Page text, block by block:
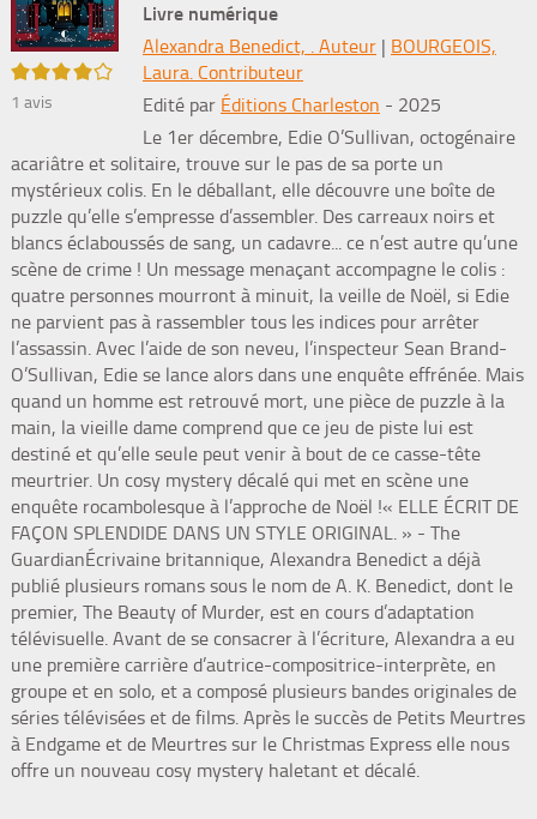
4/5
1 avis
Livre numérique
Alexandra Benedict, . Auteur | BOURGEOIS,
Laura. Contributeur
Edité par Éditions Charleston - 2025
Le 1er décembre, Edie O’Sullivan, octogénaire
acariâtre et solitaire, trouve sur le pas de sa porte un
mystérieux colis. En le déballant, elle découvre une boîte de
puzzle qu’elle s’empresse d’assembler. Des carreaux noirs et
blancs éclaboussés de sang, un cadavre... ce n’est autre qu’une
scène de crime ! Un message menaçant accompagne le colis :
quatre personnes mourront à minuit, la veille de Noël, si Edie
ne parvient pas à rassembler tous les indices pour arrêter
l’assassin. Avec l’aide de son neveu, l’inspecteur Sean Brand-
O’Sullivan, Edie se lance alors dans une enquête effrénée. Mais
quand un homme est retrouvé mort, une pièce de puzzle à la
main, la vieille dame comprend que ce jeu de piste lui est
destiné et qu’elle seule peut venir à bout de ce casse-tête
meurtrier. Un cosy mystery décalé qui met en scène une
enquête rocambolesque à l’approche de Noël !« ELLE ÉCRIT DE
FAÇON SPLENDIDE DANS UN STYLE ORIGINAL. » - The
GuardianÉcrivaine britannique, Alexandra Benedict a déjà
publié plusieurs romans sous le nom de A. K. Benedict, dont le
premier, The Beauty of Murder, est en cours d’adaptation
télévisuelle. Avant de se consacrer à l’écriture, Alexandra a eu
une première carrière d’autrice-compositrice-interprète, en
groupe et en solo, et a composé plusieurs bandes originales de
séries télévisées et de films. Après le succès de Petits Meurtres
à Endgame et de Meurtres sur le Christmas Express elle nous
offre un nouveau cosy mystery haletant et décalé.